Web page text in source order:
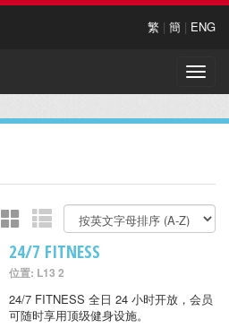
繁 | 簡 | ENG
Toggle
24/7 FITNESS
位置: L13 2
24/7 FITNESS 全日 24 小时开放，会员
可随时享用顶级健身设施。